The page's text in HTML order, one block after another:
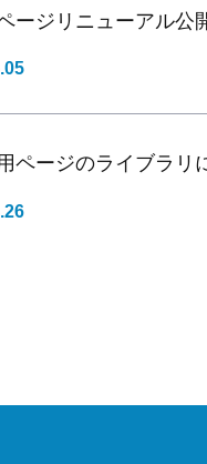
ージリニューアル公
ページのライブラリ